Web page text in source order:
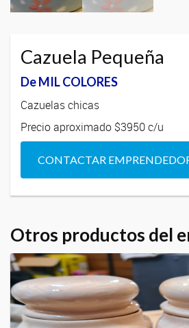
Cazuela Pequeña
De MIL COLORES
Cazuelas chicas
Precio aproximado $3950 c/u
CONTACTAR
Otros productos del